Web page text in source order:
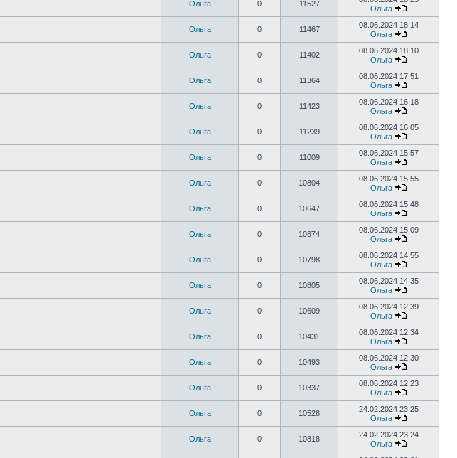
Ольга 0 11527
Ольга
Ольга 0 11467
08.06.2024 18:14
Ольга
Ольга 0 11402
08.06.2024 18:10
Ольга
Ольга 0 11364
08.06.2024 17:51
Ольга
Ольга 0 11423
08.06.2024 16:18
Ольга
Ольга 0 11239
08.06.2024 16:05
Ольга
Ольга 0 11009
08.06.2024 15:57
Ольга
Ольга 0 10804
08.06.2024 15:55
Ольга
Ольга 0 10647
08.06.2024 15:48
Ольга
Ольга 0 10874
08.06.2024 15:09
Ольга
Ольга 0 10798
08.06.2024 14:55
Ольга
Ольга 0 10805
08.06.2024 14:35
Ольга
Ольга 0 10609
08.06.2024 12:39
Ольга
Ольга 0 10431
08.06.2024 12:34
Ольга
Ольга 0 10493
08.06.2024 12:30
Ольга
Ольга 0 10337
08.06.2024 12:23
Ольга
Ольга 0 10528
24.02.2024 23:25
Ольга
Ольга 0 10818
24.02.2024 23:24
Ольга